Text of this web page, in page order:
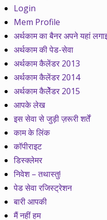
Login
Mem Profile
अर्थकाम का बैनर अपने यहां
अर्थकाम की पेड-सेवा
अर्थकाम कैलेंडर 2013
अर्थकाम कैलेंडर 2014
अर्थकाम कैलेेंडर 2015
आपके लेख
इस सेवा से जुड़ी ज़रूरी शर्तें
काम के लिंक
कॉपीराइट
डिस्क्लेमर
निवेश – तथास्तु!
पेड सेवा रजिस्ट्रेशन
बारी आपकी
मैं नहीं हम